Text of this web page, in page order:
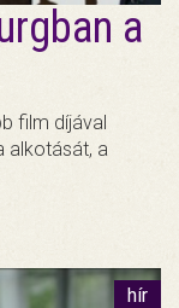
a
film díjával
alkotását, a
hír